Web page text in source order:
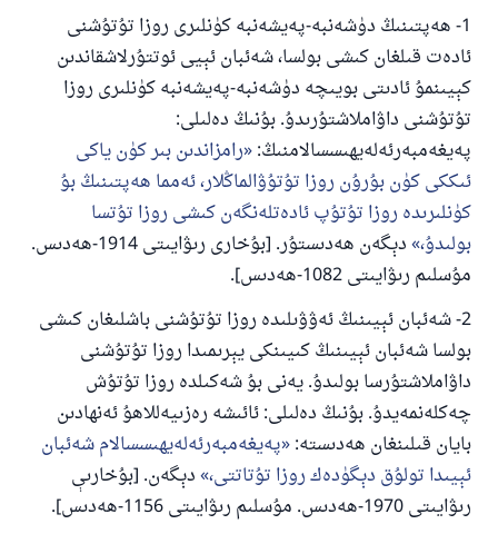
1- ھەپتىنىڭ دۈشەنبە-پەيشەنبە كۈنلىرى روزا تۇتۇشنى
ئادەت قىلغان كىشى بولسا، شەئبان ئېيى ئوتتۇرلاشقاندىن
كېيىنمۇ ئادىتى بويىچە دۈشەنبە-پەيشەنبە كۈنلىرى روزا
تۇتۇشنى داۋاملاشتۇرىدۇ. بۇنىڭ دەلىلى:
پەيغەمبەرئەلەيھىسسالامنىڭ: رامزاندىن بىر كۈن ياكى
ئىككى كۈن بۇرۇن روزا تۇتۇۋالماڭلار، ئەمما ھەپتىنىڭ بۇ
كۈنلىرىدە روزا تۇتۇپ ئادەتلەنگەن كىشى روزا تۇتسا
بولىدۇ،
دېگەن ھەدىستۇر. [بۇخارى رىۋايىتى 1914-ھەدىس.
مۇسلىم رىۋايىتى 1082-ھەدىس].
2- شەئبان ئېيىنىڭ ئەۋۋىلىدە روزا تۇتۇشنى باشلىغان كىشى
بولسا شەئبان ئېيىنىڭ كىيىنكى يېرىمىدا روزا تۇتۇشنى
داۋاملاشتۇرسا بولىدۇ. يەنى بۇ شەكىلدە روزا تۇتۇش
چەكلەنمەيدۇ. بۇنىڭ دەلىلى: ئائىشە رەزىيەللاھۇ ئەنھادىن
بايان قىلىنغان ھەدىستە: پەيغەمبەرئەلەيھىسسالام شەئبان
ئېيىدا تولۇق دېگۈدەك روزا تۇتاتتى، دېگەن. [بۇخارىې
رىۋايىتى 1970-ھەدىس. مۇسلىم رىۋايىتى 1156-ھەدىس].
110845 - نومۇرلۇق سوئالنىڭ جاۋابى
ئائىلىنى ساقلاپ قالدى
ئۇممەتكە جاۋاپ بېرىشىمىزگە ياردەم قىلىڭ
پەيغەمبەرئەلەيھىسسالام مۇنداق دېگەن: